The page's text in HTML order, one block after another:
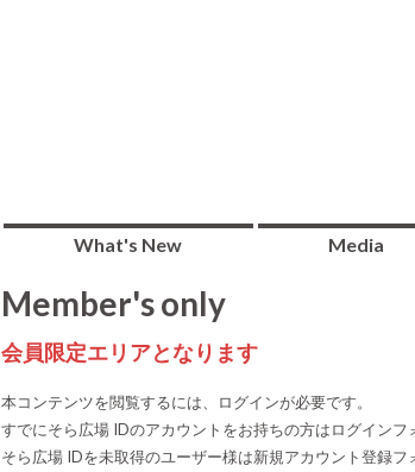
What's New Media
Member's only
会員限定エリアとなります
本コンテンツを閲覧するには、ログインが必要です。
すでにそら広場 IDのアカウントをお持ちの方はログインフ
そら広場 IDを未取得のユーザー様は新規アカウント登録